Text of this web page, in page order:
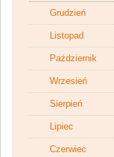
Grudzień
Listopad
Październik
Wrzesień
Sierpień
Lipiec
Czerwiec